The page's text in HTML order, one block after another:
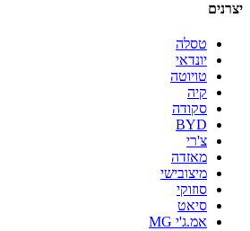
יצרנים
טסלה
יונדאי
טויוטה
קיה
סקודה
BYD
צ'רי
מאזדה
מיצובישי
סוזוקי
סיאט
אמ.ג'י MG